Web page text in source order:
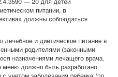
питании, в
должны соблюдаться
лечебное и диетическое питание в
родителями (законными
назначениями лечащего врача.
должно быть разработано
учетом заболевания ребенка (по